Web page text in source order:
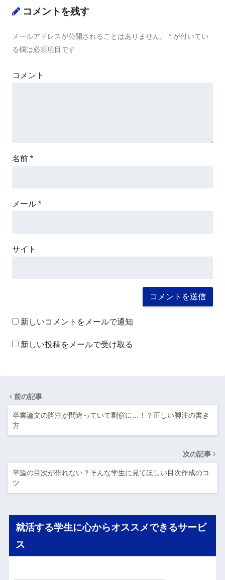
コメントを残す
メールアドレスが公開されることはありません。 * が付いてい
る欄は必須項目です
コメント
名前 *
メール *
サイト
新しいコメントをメールで通知
新しい投稿をメールで受け取る
前の記事
卒業論文の脚注が間違っていて剽窃に…！？正しい脚注の書き
方
次の記事
卒論の目次が作れない？そんな学生に見てほしい目次作成のコ
ツ
就活する学生に心からオススメできるサービ
ス